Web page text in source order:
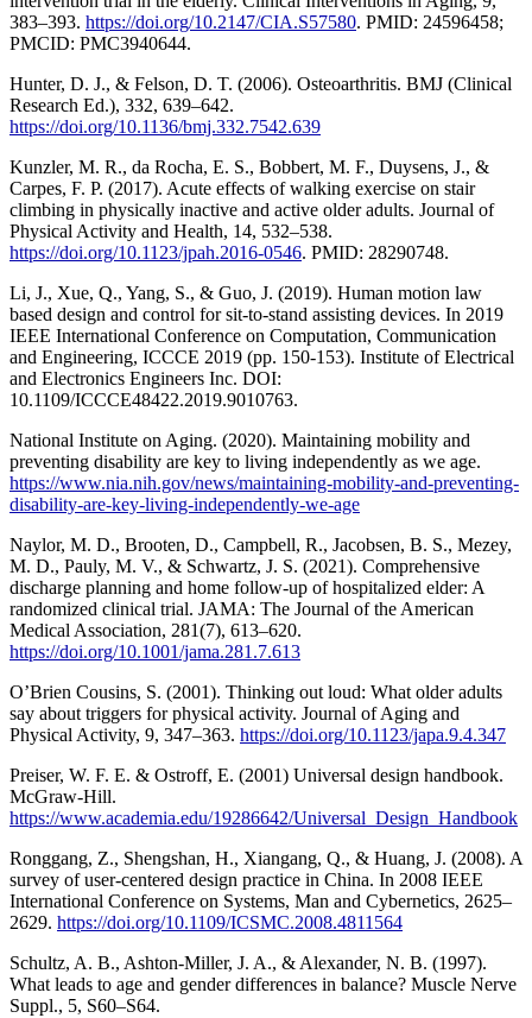
383–393. https://doi.org/10.2147/CIA.S57580. PMID: 24596458;
PMCID: PMC3940644.
Hunter, D. J., & Felson, D. T. (2006). Osteoarthritis. BMJ (Clinical
Research Ed.), 332, 639–642.
https://doi.org/10.1136/bmj.332.7542.639
Kunzler, M. R., da Rocha, E. S., Bobbert, M. F., Duysens, J., &
Carpes, F. P. (2017). Acute effects of walking exercise on stair
climbing in physically inactive and active older adults. Journal of
Physical Activity and Health, 14, 532–538.
https://doi.org/10.1123/jpah.2016-0546. PMID: 28290748.
Li, J., Xue, Q., Yang, S., & Guo, J. (2019). Human motion law
based design and control for sit-to-stand assisting devices. In 2019
IEEE International Conference on Computation, Communication
and Engineering, ICCCE 2019 (pp. 150-153). Institute of Electrical
and Electronics Engineers Inc. DOI:
10.1109/ICCCE48422.2019.9010763.
National Institute on Aging. (2020). Maintaining mobility and
preventing disability are key to living independently as we age.
https://www.nia.nih.gov/news/maintaining-mobility-and-preventing-
disability-are-key-living-independently-we-age
Naylor, M. D., Brooten, D., Campbell, R., Jacobsen, B. S., Mezey,
M. D., Pauly, M. V., & Schwartz, J. S. (2021). Comprehensive
discharge planning and home follow-up of hospitalized elder: A
randomized clinical trial. JAMA: The Journal of the American
Medical Association, 281(7), 613–620.
https://doi.org/10.1001/jama.281.7.613
O’Brien Cousins, S. (2001). Thinking out loud: What older adults
say about triggers for physical activity. Journal of Aging and
Physical Activity, 9, 347–363. https://doi.org/10.1123/japa.9.4.347
Preiser, W. F. E. & Ostroff, E. (2001) Universal design handbook.
McGraw-Hill.
https://www.academia.edu/19286642/Universal_Design_Handbook
Ronggang, Z., Shengshan, H., Xiangang, Q., & Huang, J. (2008). A
survey of user-centered design practice in China. In 2008 IEEE
International Conference on Systems, Man and Cybernetics, 2625–
2629. https://doi.org/10.1109/ICSMC.2008.4811564
Schultz, A. B., Ashton-Miller, J. A., & Alexander, N. B. (1997).
What leads to age and gender differences in balance? Muscle Nerve
Suppl., 5, S60–S64.